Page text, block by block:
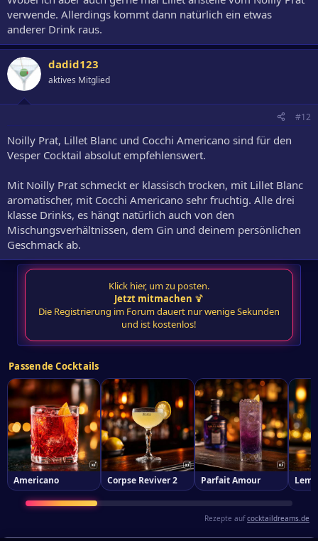
verwende. Allerdings kommt dann natürlich ein etwas
anderer Drink raus.
dadid123
aktives Mitglied
#12
Noilly Prat, Lillet Blanc und Cocchi Americano sind für den
Vesper Cocktail absolut empfehlenswert.
Mit Noilly Prat schmeckt er klassisch trocken, mit Lillet Blanc
aromatischer, mit Cocchi Americano sehr fruchtig. Alle drei
klasse Drinks, es hängt natürlich auch von den
Mischungsverhältnissen, dem Gin und deinem persönlichen
Geschmack ab.
Klick hier, um zu posten.
Jetzt mitmachen 🍹
Die Registrierung im Forum dauert nur wenige Sekunden
und ist kostenlos!
Passende Cocktails
Americano Corpse Reviver 2 Parfait Amour
Rezepte aufcocktaildreams.de